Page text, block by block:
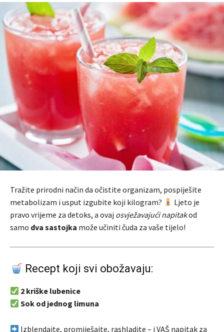
Tražite prirodni način da očistite organizam, pospiješite
metabolizam i usput izgubite koji kilogram?
Ljeto je
pravo vrijeme za detoks, a ovaj osvježavajući napitakod
samo dva sastojka može učiniti čuda za vaše tijelo!
Recept koji svi obožavaju:
2 kriške lubenice
Sok od jednog limuna
Izblendajte, promiješajte, rashladite – i VAŠ napitak za